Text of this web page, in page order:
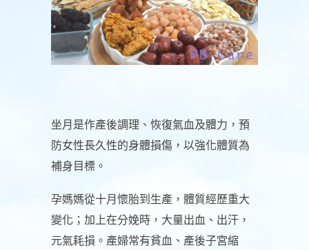
坐月是作產後調理、恢復氣血及體力，預
防女性長久性的身體損傷，以強化體質為
補身目標。
孕媽媽從十月懷胎到生產，體質經歷重大
變化；加上在分娩時，大量出血、出汗，
元氣耗損。產婦常有貧血、產後子宮縮